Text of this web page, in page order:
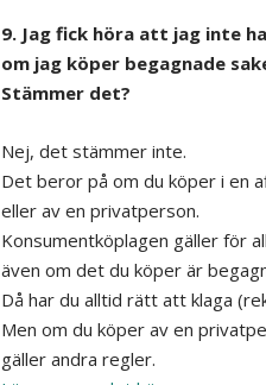
9. Jag fick höra att jag inte
om jag köper begagnade
Stämmer det?
Nej, det stämmer inte.
Det beror på om du köper i en
eller av en privatperson.
Konsumentköplagen gäller för
även om det du köper är
Då har du alltid rätt att klaga
Men om du köper av en
gäller andra regler.